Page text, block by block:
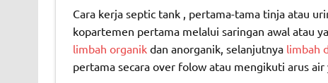
Cara kerja septic tank , pertama-tama tinja atau
kopartemen pertama melalui saringan awal atau
limbah organikdan anorganik, selanjutnya limbah
pertama secara over folow atau mengikuti arus air